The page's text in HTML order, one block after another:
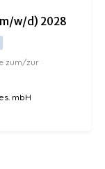
w/d) 2028
zum/zur
mbH